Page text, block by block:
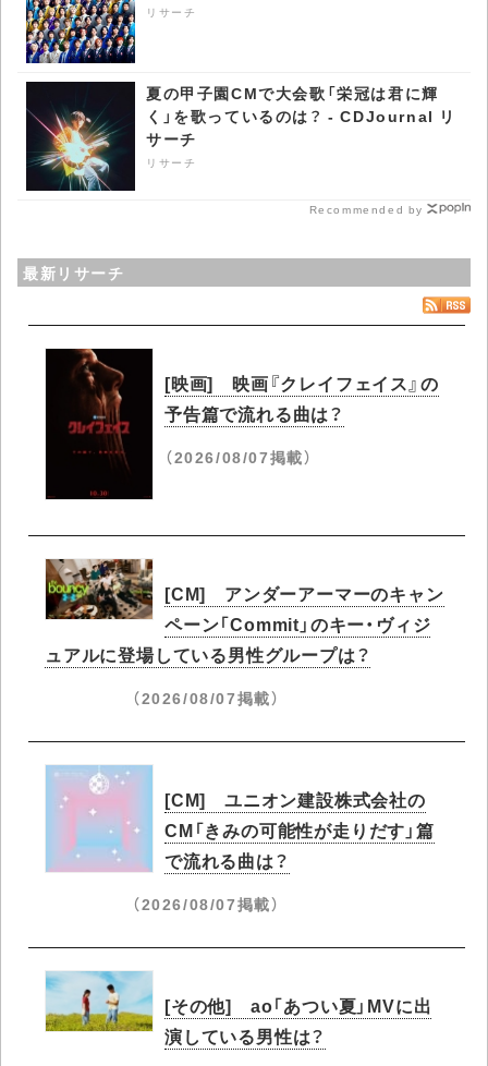
リサーチ
夏の甲子園CMで大会歌「栄冠は君に輝
く」を歌っているのは？ - CDJournal リ
サーチ
リサーチ
Recommended by
最新リサーチ
[映画] 映画『クレイフェイス』の
予告篇で流れる曲は？
（2026/08/07掲載）
[CM] アンダーアーマーのキャン
ペーン「Commit」のキー・ヴィジ
ュアルに登場している男性グループは？
（2026/08/07掲載）
[CM] ユニオン建設株式会社の
CM「きみの可能性が走りだす」篇
で流れる曲は？
（2026/08/07掲載）
[その他] ao「あつい夏」MVに出
演している男性は？